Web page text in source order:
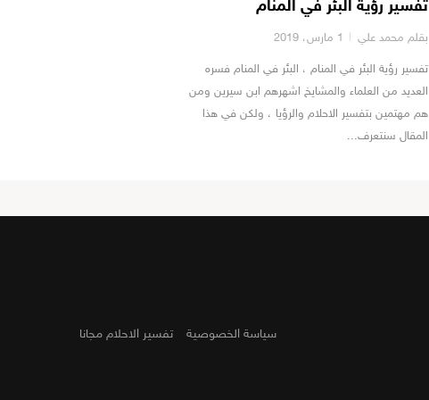
تفسير رؤية البئر في المنام
بقلم محمد علي 1 مارس، 2019
تفسير رؤية البئر في المنام ، البئر في المنام فسره
العديد من العلماء والمشايخ اشهرهم ابن سيرين ومن
هم مهتمين بتفسير الاحلام والرؤيا ، ولكن في هذا
المقال سنتعرف...
سياسة الخصوصية تفسير الاحلام مجانا